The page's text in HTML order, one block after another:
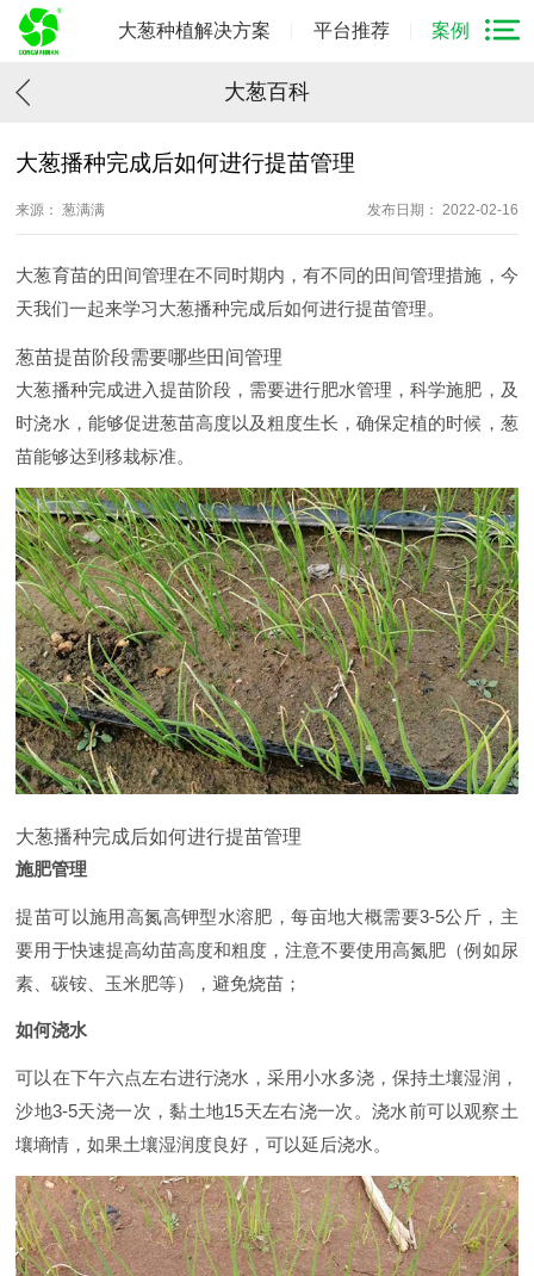
大葱种植解决方案 平台推荐 案例
大葱百科
大葱播种完成后如何进行提苗管理
来源： 葱满满 发布日期： 2022-02-16
大葱育苗的田间管理在不同时期内，有不同的田间管理措施，今
天我们一起来学习大葱播种完成后如何进行提苗管理。
葱苗提苗阶段需要哪些田间管理
大葱播种完成进入提苗阶段，需要进行肥水管理，科学施肥，及
时浇水，能够促进葱苗高度以及粗度生长，确保定植的时候，葱
苗能够达到移栽标准。
大葱播种完成后如何进行提苗管理
施肥管理
提苗可以施用高氮高钾型水溶肥，每亩地大概需要3-5公斤，主
要用于快速提高幼苗高度和粗度，注意不要使用高氮肥（例如尿
素、碳铵、玉米肥等），避免烧苗；
如何浇水
可以在下午六点左右进行浇水，采用小水多浇，保持土壤湿润，
沙地3-5天浇一次，黏土地15天左右浇一次。浇水前可以观察土
壤墒情，如果土壤湿润度良好，可以延后浇水。